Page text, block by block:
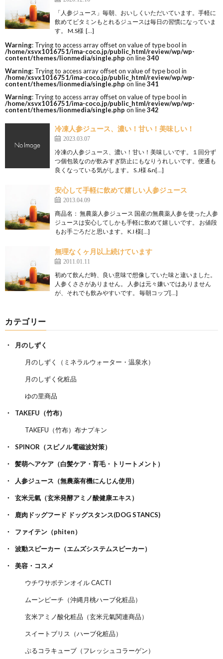
「人参ジュース」毎朝、おいしくいただいています。手軽に
飲めてビタミンもとれるジュースは毎日の習慣になっていま
す。 M.S様 […]
Warning: Trying to access array offset on value of type bool in
/home/xsvx1016751/ima-coco.jp/public_html/review/wp/wp-
content/themes/lionmedia/single.php on line340
Warning: Trying to access array offset on value of type bool in
/home/xsvx1016751/ima-coco.jp/public_html/review/wp/wp-
content/themes/lionmedia/single.php on line341
Warning: Trying to access array offset on value of type bool in
/home/xsvx1016751/ima-coco.jp/public_html/review/wp/wp-
content/themes/lionmedia/single.php on line342
冷凍人参ジュース、濃い！甘い！美味しい！
2023.03.07
冷凍の人参ジュース、濃い！甘い！美味しいです。１回分ず
つ個包装なのが飲みすぎ防止にもなりうれしいです。便通も
良くなっている気がします。 S.J様 &n[…]
安心して手軽に飲めて嬉しい人参ジュース
2013.04.09
商品名： 無農薬人参ジュース 国産の無農薬人参を使った人参
ジュースは安心してしかも手軽に飲めて嬉しいです。 お値段
もお手ごろだと思います。 K.I 様[…]
無理なくヶ月以上続けています
2011.01.11
初めて飲んだ時、良い意味で想像していた味と違いました。
人参くささがありません。 人参は元々嫌いではありません
が、それでも飲みやすいです。 毎朝コップ[…]
カテゴリー
月のしずく
月のしずく（ミネラルウォーター・温泉水）
月のしずく化粧品
ゆの里商品
TAKEFU（竹布）
TAKEFU（竹布）布ナプキン
SPINOR（スピノル電磁波対策）
髪萌ヘアケア（白髪ケア・育毛・トリートメント）
人参ジュース（無農薬有機にんじん使用）
玄米元氣（玄米発酵アミノ酸健康エキス）
鹿肉ドッグフード ドッグスタンス(DOG STANCS)
ファイテン（phiten）
波動スピーカー（エムズシステムスピーカー）
美容・コスメ
ウチワサボテンオイル CACTI
ムーンピーチ（沖縄月桃ハーブ化粧品）
玄米アミノ酸化粧品（玄米元氣関連商品）
スイートブリス（ハーブ化粧品）
ぷるコラキューブ（フレッシュコラーゲン）